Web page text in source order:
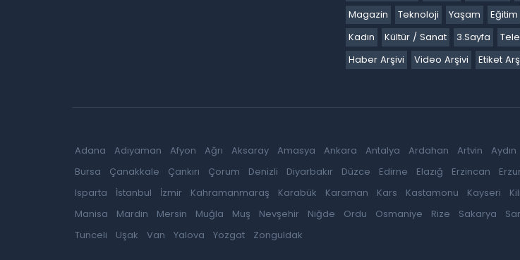
Magazin
Teknoloji Yaşam Eğitim
Kadın
Kültür / Sanat 3.Sayfa
Haber Arşivi
Video Arşivi Etiket
Adana Adıyaman Afyon Ağrı Aksaray Amasya Ankara Antalya Ardahan Artvin Aydın
Bursa
Çanakkale Çankırı Çorum Denizli Diyarbakır Düzce Edirne Elazığ Erzincan
Isparta
İstanbul İzmir Kahramanmaraş Karabük Karaman Kars Kastamonu Kayseri
Manisa
Mardin Mersin Muğla Muş Nevşehir Niğde Ordu Osmaniye Rize Sakarya
Tunceli
Uşak Van Yalova Yozgat Zonguldak